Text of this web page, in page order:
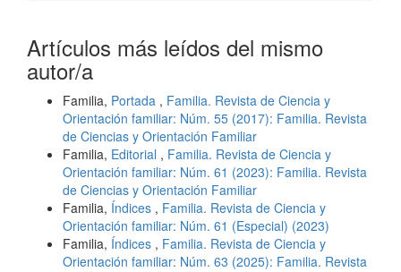
Artículos más leídos del mismo
autor/a
Familia, Portada , Familia. Revista de Ciencia y
Orientación familiar: Núm. 55 (2017): Familia. Revista
de Ciencias y Orientación Familiar
Familia, Editorial , Familia. Revista de Ciencia y
Orientación familiar: Núm. 61 (2023): Familia. Revista
de Ciencias y Orientación Familiar
Familia, Índices , Familia. Revista de Ciencia y
Orientación familiar: Núm. 61 (Especial) (2023)
Familia, Índices , Familia. Revista de Ciencia y
Orientación familiar: Núm. 63 (2025): Familia. Revista